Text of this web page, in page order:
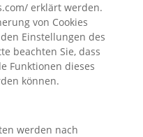
erklärt werden.
von Cookies
Einstellungen des
beachten Sie, dass
Funktionen dieses
können.
werden nach